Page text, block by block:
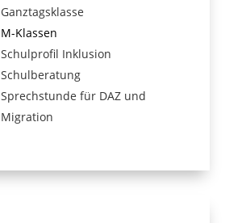
Ganztagsklasse
M-Klassen
Schulprofil Inklusion
Schulberatung
Sprechstunde für DAZ und
Migration